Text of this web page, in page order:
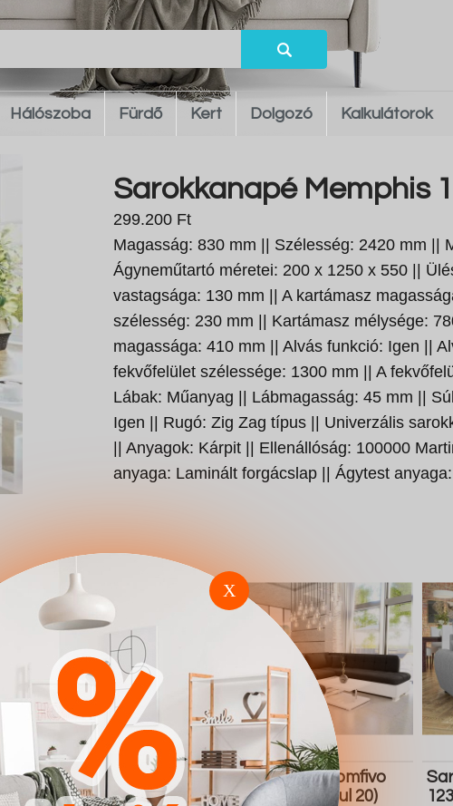
Hálószoba Fürdő Kert Dolgozó Kalkulátorok
Sarokkanapé Memphis
299.200 Ft
Magasság: 830 mm || Szélesség: 2420 mm ||
Ágyneműtartó méretei: 200 x 1250 x 550 ||
vastagsága: 130 mm || A kartámasz
szélesség: 230 mm || Kartámasz mélysége:
magassága: 410 mm || Alvás funkció: Igen ||
fekvőfelület szélessége: 1300 mm || A
Lábak: Műanyag || Lábmagasság: 45 mm ||
Igen || Rugó: Zig Zag típus || Univerzális
|| Anyagok: Kárpit || Ellenállóság: 100000
anyaga: Laminált forgácslap || Ágytest
Sarokkanapé Carlsbad
115 (Manila 26)
Sarokkanapé Comfivo
128 (Soft 017 Soul 20)
X